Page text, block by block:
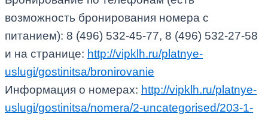
возможность бронирования номера с
питанием): 8 (496) 532-45-77, 8 (496) 532-27-58
и на странице: http://vipklh.ru/platnye-
uslugi/gostinitsa/bronirovanie
Информация о номерах: http://vipklh.ru/platnye-
uslugi/gostinitsa/nomera/2-uncategorised/203-1-